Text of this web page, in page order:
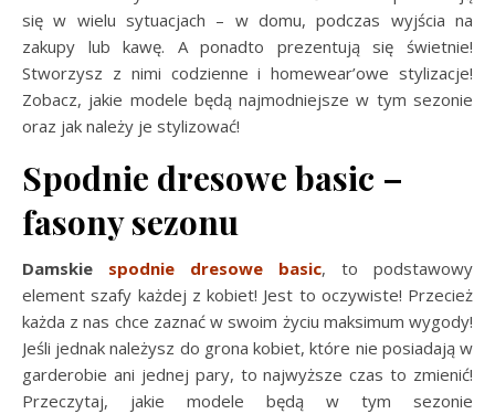
się w wielu sytuacjach – w domu, podczas wyjścia na
zakupy lub kawę. A ponadto prezentują się świetnie!
Stworzysz z nimi codzienne i homewear’owe stylizacje!
Zobacz, jakie modele będą najmodniejsze w tym sezonie
oraz jak należy je stylizować!
Spodnie dresowe basic –
fasony sezonu
Damskie spodnie dresowe basic, to podstawowy
element szafy każdej z kobiet! Jest to oczywiste! Przecież
każda z nas chce zaznać w swoim życiu maksimum wygody!
Jeśli jednak należysz do grona kobiet, które nie posiadają w
garderobie ani jednej pary, to najwyższe czas to zmienić!
Przeczytaj, jakie modele będą w tym sezonie